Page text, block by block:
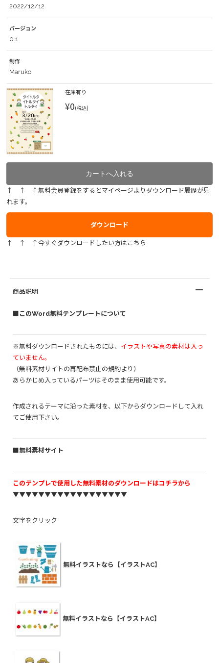
2022/12/12
バージョン
0.1
制作
Maruko
在庫有り
¥0(税込)
↑ ↑ ↑無料会員登録をするとマイページよりダウンロード履歴が見
れます。
ダウンロード
↑ ↑ ↑今すぐダウンロードしたい方はこちら
商品説明
■このWord無料テンプレートについて
※無料ダウンロードされたものには、 イラストや写真の素材は入っ
ていません。
（無料素材サイトの再配布禁止の規約より）
あらかじめ入っているパーツはそのまま使用可能です。
作成されるテーマに沿った素材を、以下からダウンロードして入れ
てご使用下さい。
■無料素材サイト
このテンプレで使用した無料素材のダウンロードはコチラから
▼▼▼▼▼▼▼▼▼▼▼▼▼▼▼▼▼▼
文字をクリック
無料イラストなら【イラストAC】
無料イラストなら【イラストAC】